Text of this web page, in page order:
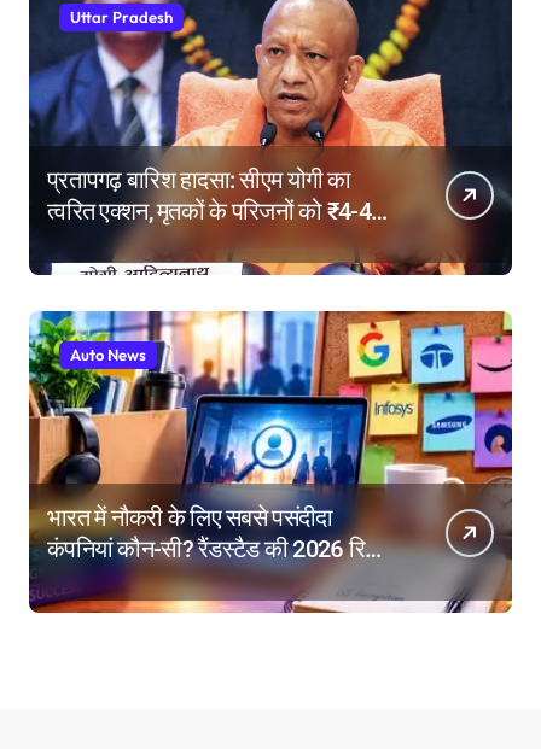
Uttar Pradesh
प्रतापगढ़ बारिश हादसा: सीएम योगी का
त्वरित एक्शन, मृतकों के परिजनों को ₹4-4
लाख की सहायता, घायलों के बेहतर इलाज के
निर्देश
Auto News
भारत में नौकरी के लिए सबसे पसंदीदा
कंपनियां कौन-सी? रैंडस्टैड की 2026 रिपोर्ट
में गूगल नंबर-1